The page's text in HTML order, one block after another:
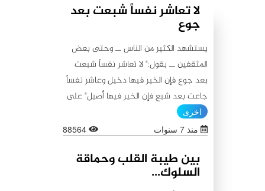
لا تعاشر نفساً شبعت بعد
جوع
يستشهد الكثير من الناس ــ وحتى بعض
المثقفين ــ بقول:" لا تعاشر نفساً شبعت
بعد جوع فإن الخير فيها دخيل وعاشر نفساً
جاعت بعد شبع فإن الخير فيها أصيل" على
أنه من أقوال أمير المؤمنين علي (عليه
السلام)، كما يستشهدون أيضاً بقولٍ آخر
الأول من حيث المعنى:"اطلبوا الخير من
بطون شبعت ثم جاعت لأن الخير فيها باق،
اخرى
منذ 7 سنوات
88564
بين طيبة القلب وحماقة
السلوك...